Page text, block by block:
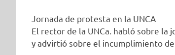
Jornada de protesta en la UNCA
El rector de la UNCa. habló sobre
y advirtió sobre el incumplimiento